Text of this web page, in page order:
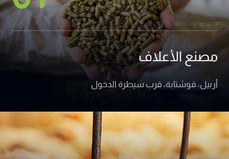
مصنع الأعلاف
أربيل، قوشتابة، قرب سيطرة الدخول